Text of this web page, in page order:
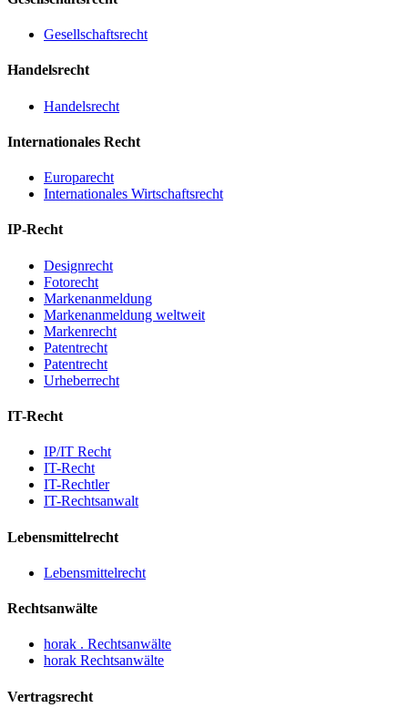
Gesellschaftsrecht
Handelsrecht
Handelsrecht
Internationales Recht
Europarecht
Internationales Wirtschaftsrecht
IP-Recht
Designrecht
Fotorecht
Markenanmeldung
Markenanmeldung weltweit
Markenrecht
Patentrecht
Patentrecht
Urheberrecht
IT-Recht
IP/IT Recht
IT-Recht
IT-Rechtler
IT-Rechtsanwalt
Lebensmittelrecht
Lebensmittelrecht
Rechtsanwälte
horak . Rechtsanwälte
horak Rechtsanwälte
Vertragsrecht